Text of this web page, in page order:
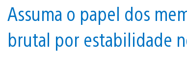
Assuma o papel dos
brutal por estabilidade